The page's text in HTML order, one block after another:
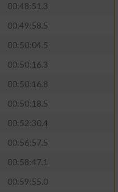
00:48:51.3
00:49:58.5
00:50:04.5
00:50:16.3
00:50:16.8
00:50:18.5
00:52:30.4
00:56:57.5
00:58:47.1
00:59:55.0